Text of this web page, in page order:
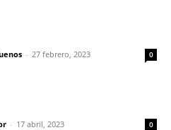
- 27 febrero, 2023 0
- 17 abril, 2023 0